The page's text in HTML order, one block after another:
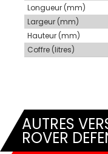
Longueur (mm)
Largeur (mm)
Hauteur (mm)
Coffre (litres)
AUTRES
ROVER